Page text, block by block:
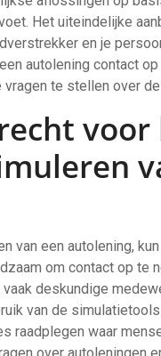
Het uiteindelijke
en je
autolening contact
te stellen over
van een autolening,
om contact op te
deskundige
van de
raadplegen waar